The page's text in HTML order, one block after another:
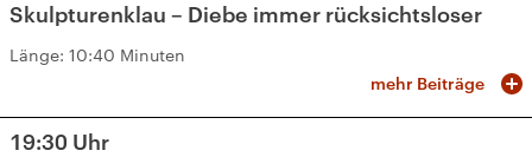
Skulpturenklau – Diebe immer rücksichtsloser
Länge: 10:40 Minuten
mehr Beiträge
19:30 Uhr